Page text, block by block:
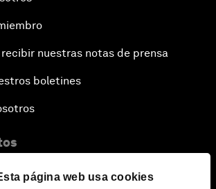
página web usa cookies
nuestras notas de prensa
boletines
el Foro